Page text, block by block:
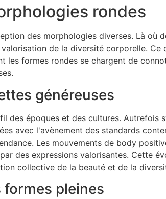
rondes
des morphologies diverses. Là où
de la diversité corporelle. Ce
les formes rondes se chargent de
généreuses
des époques et des cultures. Autrefois
avec l'avènement des standards
Les mouvements de body
des expressions valorisantes. Cette
collective de la beauté et de la
pleines